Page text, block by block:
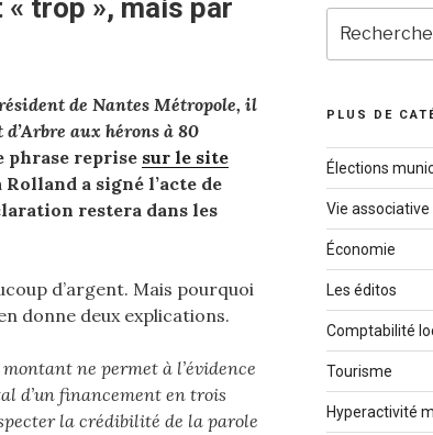
« trop », mais par
de Nantes Métropole, il
aux hérons à 80
phrase reprise sur le site
Rolland a signé l’acte de
restera dans les
d’argent. Mais pourquoi
donne deux explications.
ne permet à l’évidence
d’un financement en trois
la crédibilité de la parole
pour
PLUS DE
Élections
Vie associative
Économie
Les éditos
Comptabilité
Tourisme
Hyperactivité